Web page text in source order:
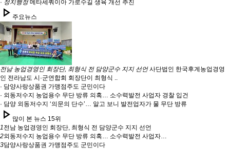
· 정치행정 메타세쿼이아 가로수길 생육 개선 추진
play_arrow 주요뉴스
전남 농업경영인 회장단, 최형식 전 담양군수 지지 선언 사단법인 한국후계농업경영
인 전라남도 시·군연합회 회장단이 최형식 ..
· 담양사랑상품권 가맹점주도 군민이다
· 외동저수지 농업용수 무단 방류 의혹… 소수력발전 사업자 경찰 입건
· 담양 외동저수지 ‘의문의 단수’… 알고 보니 발전업자가 물 무단 방류
play_arrow 많이 본 뉴스 15위
1전남 농업경영인 회장단, 최형식 전 담양군수 지지 선언
2외동저수지 농업용수 무단 방류 의혹… 소수력발전 사업자…
3담양사랑상품권 가맹점주도 군민이다